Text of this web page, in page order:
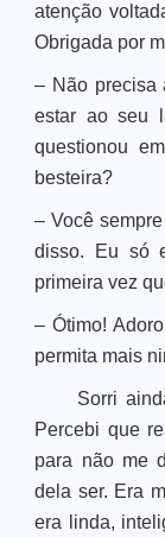
atenção
Obrigada por
– Não precisa
estar ao seu
questionou
besteira?
– Você
disso. Eu só
primeira vez
– Ótimo!
permita mais
Sorri
Percebi que
para não me
dela ser. Era
era linda,